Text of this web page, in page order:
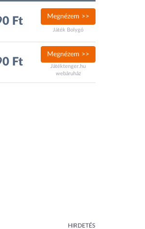
Ft Megnézem >>
Játék Bolygó
Ft
Megnézem >>
Játéktenger.hu
webáruház
HIRDETÉS